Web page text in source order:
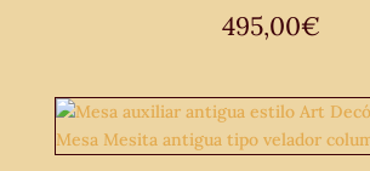
495,00€